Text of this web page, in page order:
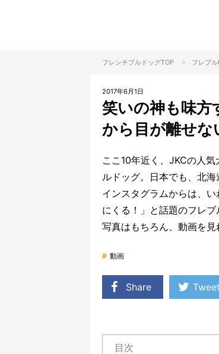
フレンチブルドッグTOP > フレブル
2017年6月1日
笑いの神も味方
から目が離せな
ここ10年近く、JKCの人
ルドッグ。日本でも、北
インスタグラムからは、
にくる！」と話題のフレブ
写真はもちろん、動画を見
# 動画
Share Tweet
目次